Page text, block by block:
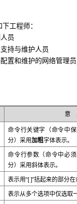
工程师：
员
持与维护人员
置和维护的网络管理员
意
命令行关键字（命令中
分）采用加粗字体表示。
命令行参数（命令中必
分）采用斜体表示。
表示用“[ ]”括起来的部分
表示从多个选项中仅选取